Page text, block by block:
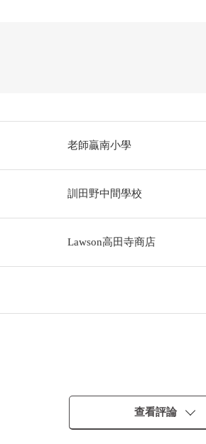
老師贏南小學
訓田野中間學校
Lawson高田寺商店
查看評論